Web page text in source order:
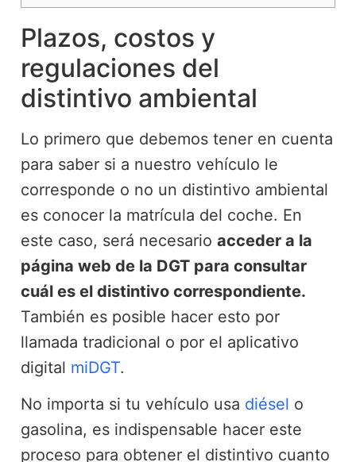
Plazos, costos y
regulaciones del
distintivo ambiental
Lo primero que debemos tener en cuenta
para saber si a nuestro vehículo le
corresponde o no un distintivo ambiental
es conocer la matrícula del coche. En
este caso, será necesario acceder a la
página web de la DGT para consultar
cuál es el distintivo correspondiente.
También es posible hacer esto por
llamada tradicional o por el aplicativo
digital miDGT.
No importa si tu vehículo usa diésel o
gasolina, es indispensable hacer este
proceso para obtener el distintivo cuanto